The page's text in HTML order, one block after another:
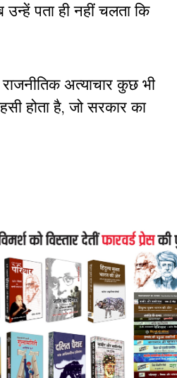
पता ही नहीं चलता कि
अत्याचार कुछ भी
होता है, जो सरकार का